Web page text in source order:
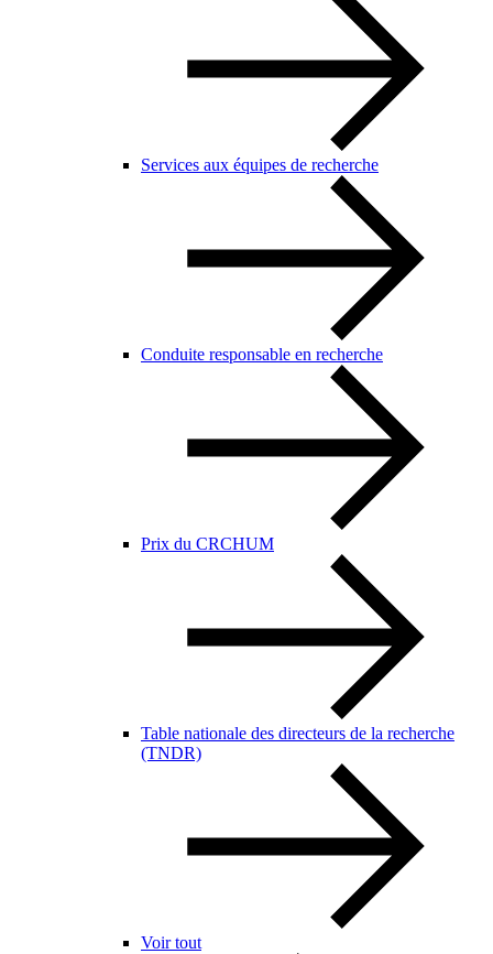
Services aux équipes de recherche
Conduite responsable en recherche
Prix du CRCHUM
Table nationale des directeurs de la recherche
(TNDR)
Voir tout